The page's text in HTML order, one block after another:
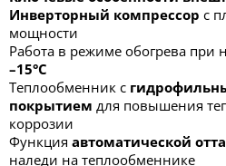
Инверторный компрессор с
мощности
Работа в режиме обогрева при
–15°C
Теплообменник с
покрытием для повышения
коррозии
Функция автоматической
наледи на теплообменнике